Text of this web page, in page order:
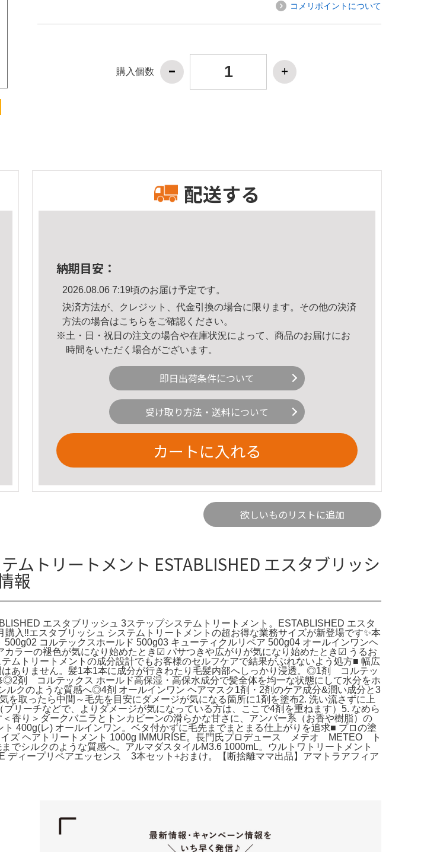
コメリポイントについて
購入個数
配送する
納期目安：
2026.08.06 7:19頃のお届け予定です。
決済方法が、クレジット、代金引換の場合に限ります。その他の決済
方法の場合はこちら をご確認ください。
※土・日・祝日の注文の場合や在庫状況によって、商品のお届けにお
時間をいただく場合がございます。
即日出荷条件について
受け取り方法・送料について
カートに入れる
欲しいものリストに追加
トリートメント ESTABLISHED エスタブリッシ
報
エスタブリッシュ 3ステップシステムトリートメント。ESTABLISHED エスタ
入‼️エスタブリッシュ システムトリートメントの超お得な業務サイズが新登場です✨本
コルテックスホールド 500g03 キューティクルリペア 500g04 オールインワンヘ
ラーの褪色が気になり始めたとき☑ パサつきや広がりが気になり始めたとき☑ うるお
ムトリートメントの成分設計でもお客様のセルフケアで結果がぶれないよう処方■ 幅広
ありません。髪1本1本に成分が行きわたり毛髪内部へしっかり浸透。◎1剤 コルテッ
剤 コルテックス ホールド高保湿・高保水成分で髪全体を均一な状態にして水分をホ
クのような質感へ◎4剤 オールインワン ヘアマスク1剤・2剤のケア成分&潤い成分と3
取ったら中間～毛先を目安にダメージが気になる箇所に1剤を塗布2. 洗い流さずに上
リーチなどで、よりダメージが気になっている方は、ここで4剤を重ねます）5. なめら
香り＞ダークバニラとトンカビーンの滑らかな甘さに、アンバー系（お香や樹脂）の
400g(レ) オールインワン。ベタ付かずに毛先までまとまる仕上がりを追求■ プロの塗
ズ ヘアトリートメント 1000g IMMURISE。長門氏プロデュース メテオ METEO ト
シルクのような質感へ。アルマダスタイルM3.6 1000mL。ウルトワトリートメント
ディープリペアエッセンス 3本セット+おまけ。【断捨離ママ出品】アマトラアフィア